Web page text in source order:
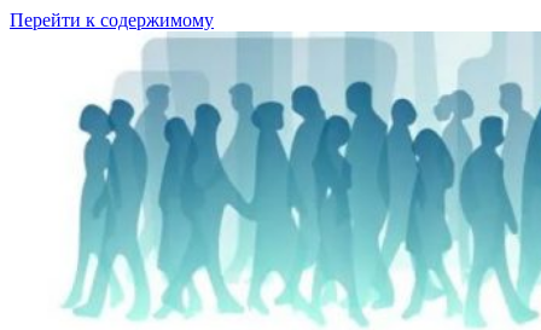
Перейти к содержимому